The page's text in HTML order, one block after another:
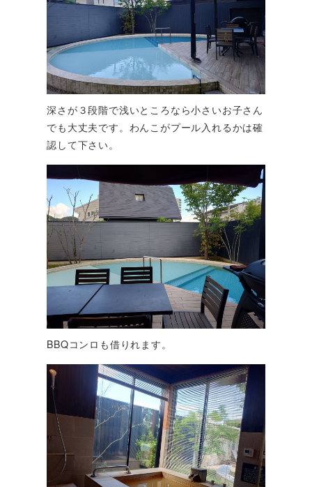
深さが３段階で浅いところなら小さいお子さん
でも大丈夫です。わんこがプール入れるかは確
認して下さい。
BBQコンロも借りれます。